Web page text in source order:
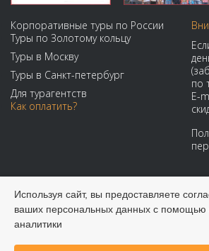
Корпоративные туры по России
Туры по Золотому кольцу
Туры в Москву
Туры в Санкт-петербург
Для турагентств
Как оплатить?
по
E-
Мы
Используя сайт, вы предоставляете
ваших персональных данных с помощью
аналитики